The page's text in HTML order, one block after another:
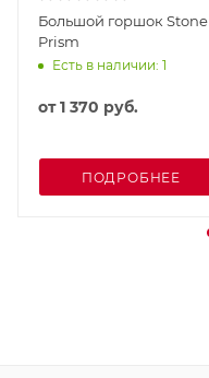
Большой горшок Stone
Prism
Есть в наличии: 1
от1 370 руб.
ПОДРОБНЕЕ